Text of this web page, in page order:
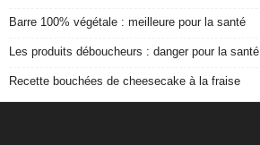
Barre 100% végétale : meilleure pour la santé
Les produits déboucheurs : danger pour la santé
Recette bouchées de cheesecake à la fraise